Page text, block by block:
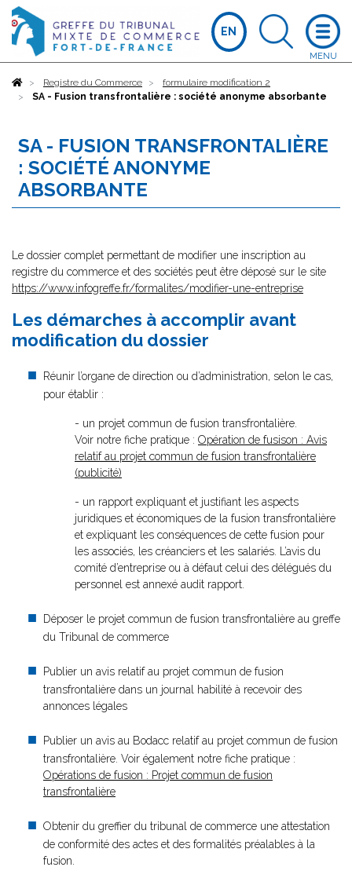
EN
AccueilRegistre du Commerce
formulaire modification 2
SA - Fusion transfrontalière : société anonyme absorbante
SA - FUSION TRANSFRONTALIÈRE
: SOCIÉTÉ ANONYME
ABSORBANTE
Le dossier complet permettant de modifier une inscription au
registre du commerce et des sociétés peut être déposé sur le site
https://www.infogreffe.fr/formalites/modifier-une-entreprise
Les démarches à accomplir avant
modification du dossier
Réunir l’organe de direction ou d’administration, selon le cas,
pour établir :
- un projet commun de fusion transfrontalière.
Voir notre fiche pratique : Opération de fusison : Avis
relatif au projet commun de fusion transfrontalière
(publicité)
- un rapport expliquant et justifiant les aspects
juridiques et économiques de la fusion transfrontalière
et expliquant les conséquences de cette fusion pour
les associés, les créanciers et les salariés. L’avis du
comité d’entreprise ou à défaut celui des délégués du
personnel est annexé audit rapport.
Déposer le projet commun de fusion transfrontalière au greffe
du Tribunal de commerce
Publier un avis relatif au projet commun de fusion
transfrontalière dans un journal habilité à recevoir des
annonces légales
Publier un avis au Bodacc relatif au projet commun de fusion
transfrontalière. Voir également notre fiche pratique :
Opérations de fusion : Projet commun de fusion
transfrontalière
Obtenir du greffier du tribunal de commerce une attestation
de conformité des actes et des formalités préalables à la
fusion.